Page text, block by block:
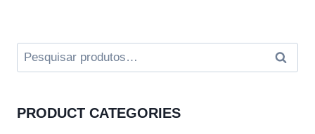
era:
R$4,800.00.
é:
R$3,120.00.
Pesquisar
por:
PRODUCT CATEGORIES